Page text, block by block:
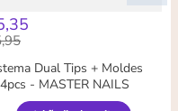
,35
,95
Dual Tips + Moldes
- MASTER NAILS